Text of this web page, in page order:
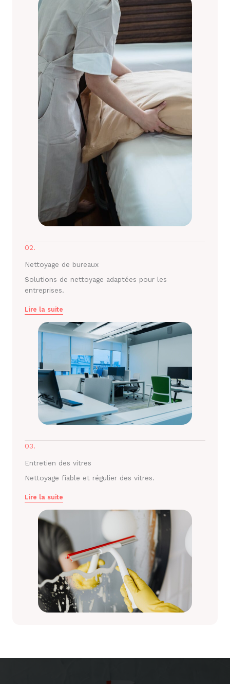
02.
Nettoyage de bureaux
Solutions de nettoyage adaptées pour les
entreprises.
Lire la suite
03.
Entretien des vitres
Nettoyage fiable et régulier des vitres.
Lire la suite